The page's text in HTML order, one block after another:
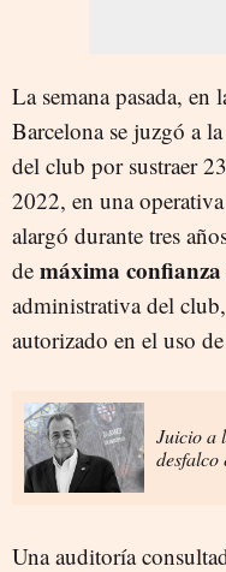
La semana pasada,
Barcelona se juzgó a
del club por sustraer
2022, en una
alargó durante tres
de máxima confianza
administrativa del
autorizado en el uso
Juicio a
Una auditoría